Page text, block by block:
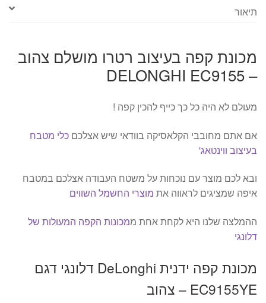
תיאור
מכונת קפה בעיצוב רטרו מושלם צהוב
– DELONGHI EC9155
מעולם לא היה כל כך כייף להכין קפה !
אם אתם מחובבי הקלאסיקה בוודאי שיש אצלכם כלי מטבח
בעיצוב ווינטאג'
ובא לכם מוצר עם נוכחות על משטח העבודה אצלכם במטבח
איפה שמציגים לראווה את מוצרי החשמל השווים
ההמלצה שלנו היא לקחת אחת ממכונות הקפה המעולות של
דלונגי
מכונת קפה ידנית DeLonghi דלונגי דגם
EC9155YE – צהוב